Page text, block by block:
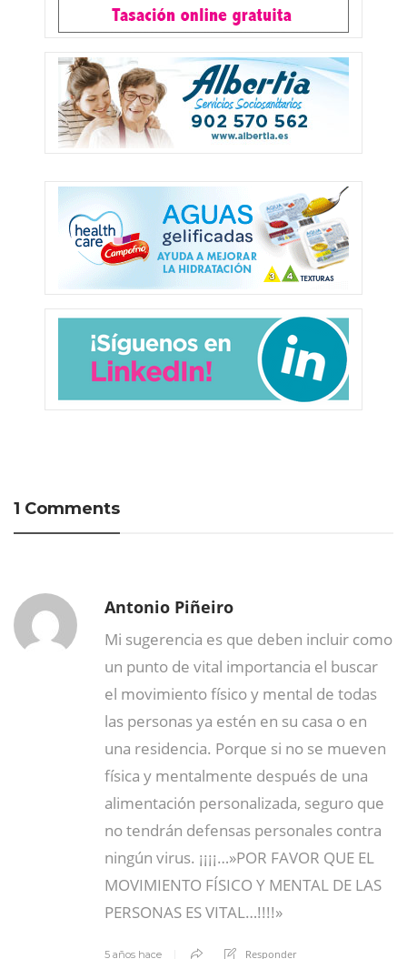
1 Comments
Antonio Piñeiro
Mi sugerencia es que deben incluir como
un punto de vital importancia el buscar
el movimiento físico y mental de todas
las personas ya estén en su casa o en
una residencia. Porque si no se mueven
física y mentalmente después de una
alimentación personalizada, seguro que
no tendrán defensas personales contra
ningún virus. ¡¡¡¡…»POR FAVOR QUE EL
MOVIMIENTO FÍSICO Y MENTAL DE LAS
PERSONAS ES VITAL…!!!!»
5 años hace Responder